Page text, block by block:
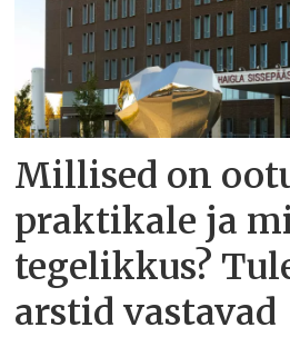
Millised on
praktikale ja
tegelikkus?
arstid vastavad